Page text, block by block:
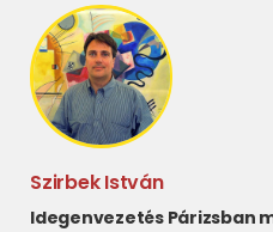
Szirbek István
Idegenvezetés Párizsban